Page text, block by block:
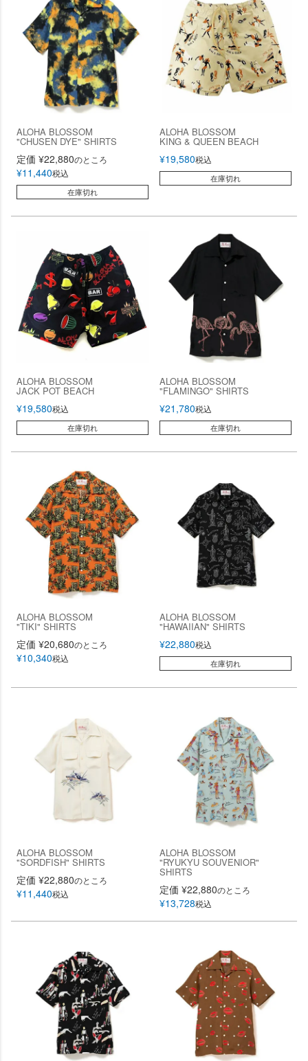
ALOHA BLOSSOM
"CHUSEN DYE" SHIRTS
定価 ¥22,880のところ
¥11,440税込
在庫切れ
ALOHA BLOSSOM
KING & QUEEN BEACH
¥19,580税込
在庫切れ
ALOHA BLOSSOM
JACK POT BEACH
¥19,580税込
在庫切れ
ALOHA BLOSSOM
"FLAMINGO" SHIRTS
¥21,780税込
在庫切れ
ALOHA BLOSSOM
"TIKI" SHIRTS
定価 ¥20,680のところ
¥10,340税込
ALOHA BLOSSOM
"HAWAIIAN" SHIRTS
¥22,880税込
在庫切れ
ALOHA BLOSSOM
"SORDFISH" SHIRTS
定価 ¥22,880のところ
¥11,440税込
ALOHA BLOSSOM
"RYUKYU SOUVENIOR"
SHIRTS
定価 ¥22,880のところ
¥13,728税込